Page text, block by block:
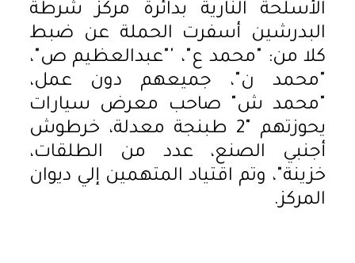
الأسلحة النارية بدائرة مركز شرطة
البدرشين أسفرت الحملة عن ضبط
كلا من: "محمد ع"، '"عبدالعظيم ص"،
"محمد ن"، جميعهم دون عمل،
"محمد ش" صاحب معرض سيارات
يحوزتهم "2 طبنجة معدلة، خرطوش
أجنبي الصنع، عدد من الطلقات،
خزينة"، وتم اقتياد المتهمين إلي ديوان
المركز.